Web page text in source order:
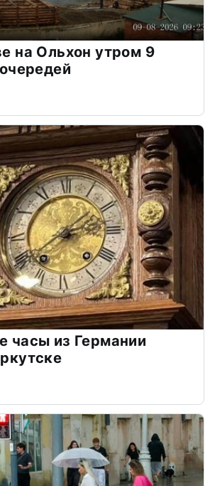
на Ольхон утром 9
часы из Германии